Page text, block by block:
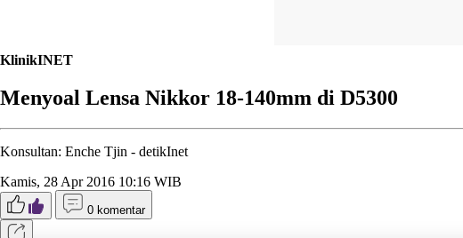
KlinikINET
Menyoal Lensa Nikkor 18-140mm di D5300
Konsultan: Enche Tjin - detikInet
Kamis, 28 Apr 2016 10:16 WIB
0 komentar